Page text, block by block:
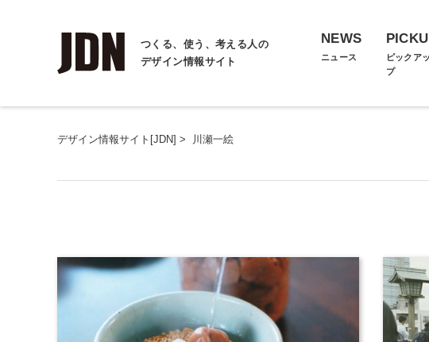
つくる、使う、考える人の
デザイン情報サイト
NEWS
ニュース
ピックアッ
プ
デザイン情報サイト[JDN] > 川瀬一絵